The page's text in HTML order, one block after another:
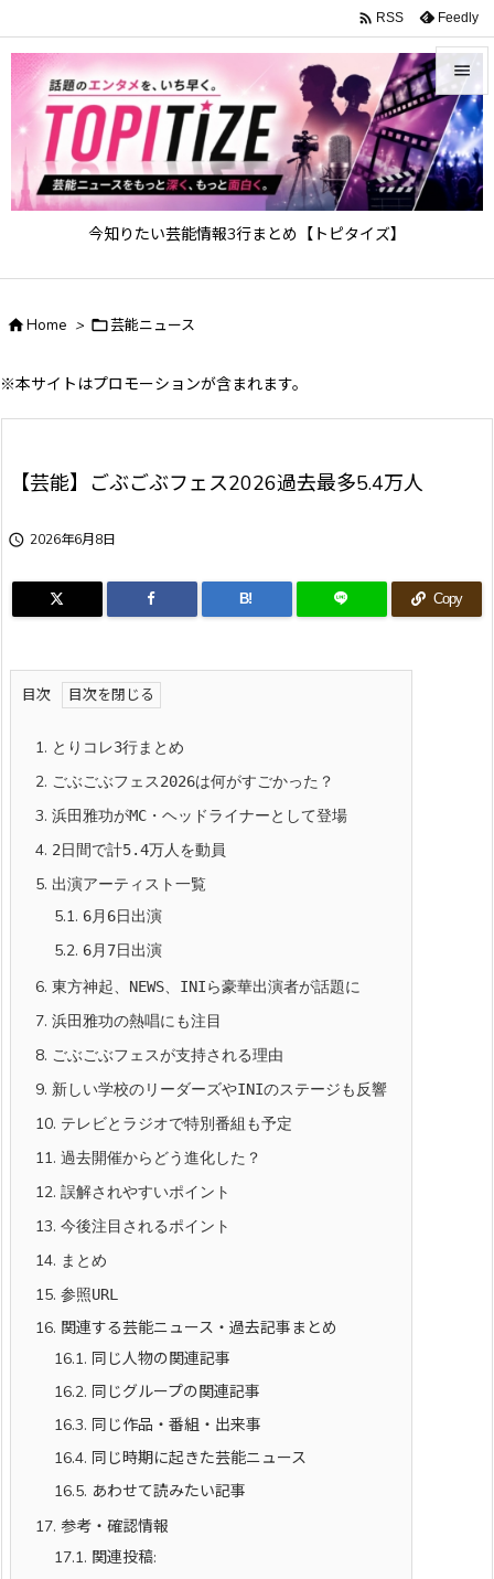
今知りたい芸能情報3行まとめ【トピタイズ】


メニュ

サイド
 RSS Feedly
Home > 芸能ニュース
※本サイトはプロモーションが含まれます。
【芸能】ごぶごぶフェス2026過去最多5.4万人
 2026年6月8日
B! Copy
目次
1. とりコレ3行まとめ
2. ごぶごぶフェス2026は何がすごかった？
3. 浜田雅功がMC・ヘッドライナーとして登場
4. 2日間で計5.4万人を動員
5. 出演アーティスト一覧
5.1. 6月6日出演
5.2. 6月7日出演
6. 東方神起、NEWS、INIら豪華出演者が話題に
7. 浜田雅功の熱唱にも注目
8. ごぶごぶフェスが支持される理由
9. 新しい学校のリーダーズやINIのステージも反響
10. テレビとラジオで特別番組も予定
11. 過去開催からどう進化した？
12. 誤解されやすいポイント
13. 今後注目されるポイント
14. まとめ
15. 参照URL
16. 関連する芸能ニュース・過去記事まとめ
16.1. 同じ人物の関連記事
16.2. 同じグループの関連記事
16.3. 同じ作品・番組・出来事
16.4. 同じ時期に起きた芸能ニュース
16.5. あわせて読みたい記事
17. 参考・確認情報
17.1. 関連投稿: